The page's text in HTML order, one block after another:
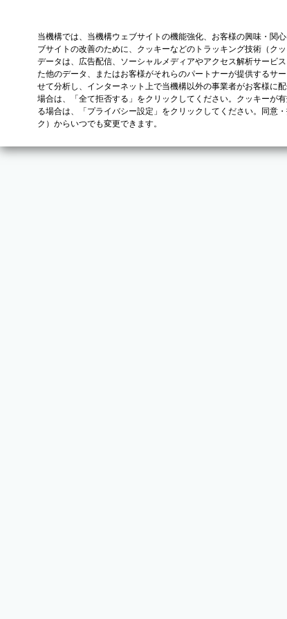
当機構では、当機構ウェブサイトの機能強化、お客様の興味・関
ブサイトの改善のために、クッキーなどのトラッキング技術（ク
データは、広告配信、ソーシャルメディアやアクセス解析サービ
た他のデータ、またはお客様がそれらのパートナーが提供するサ
せて分析し、インターネット上で当機構以外の事業者がお客様に
場合は、「全て拒否する」をクリックしてください。クッキーが
る場合は、「プライバシー設定」をクリックしてください。同意
ク）からいつでも変更できます。